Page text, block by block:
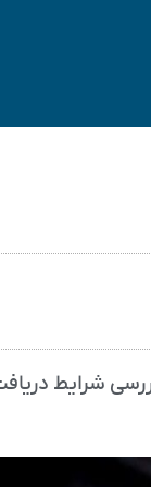
تومان رسید. برای بررسی شرایط